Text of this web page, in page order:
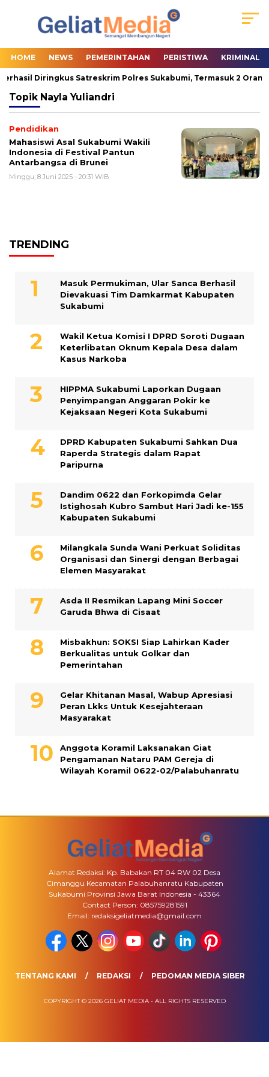
HOME NEWS PEMERINTAHAN PERISTIWA KRIMINAL
Diringkus Satreskrim Polres Sukabumi, Termasuk 2 Orang
Topik Nayla Yuliandri
Pendidikan
Mahasiswi Asal Sukabumi Wakili
Indonesia di Festival Pantun
Antarbangsa di Brunei
Minggu, 8 Juni 2025 - 20:31 WIB
TRENDING
Masuk Permukiman, Ular Sanca Berhasil
Dievakuasi Tim Damkarmat Kabupaten
Sukabumi
Wakil Ketua Komisi I DPRD Soroti Dugaan
Keterlibatan Oknum Kepala Desa dalam
Kasus Narkoba
HIPPMA Sukabumi Laporkan Dugaan
Penyimpangan Anggaran Pokir ke
Kejaksaan Negeri Kota Sukabumi
DPRD Kabupaten Sukabumi Sahkan Dua
Raperda Strategis dalam Rapat
Paripurna
Dandim 0622 dan Forkopimda Gelar
Istighosah Kubro Sambut Hari Jadi ke-155
Kabupaten Sukabumi
Milangkala Sunda Wani Perkuat Soliditas
Organisasi dan Sinergi dengan Berbagai
Elemen Masyarakat
Asda II Resmikan Lapang Mini Soccer
Garuda Bhwa di Cisaat
Misbakhun: SOKSI Siap Lahirkan Kader
Berkualitas untuk Golkar dan
Pemerintahan
Gelar Khitanan Masal, Wabup Apresiasi
Peran Lkks Untuk Kesejahteraan
Masyarakat
Anggota Koramil Laksanakan Giat
Pengamanan Nataru PAM Gereja di
Wilayah Koramil 0622-02/Palabuhanratu
Alamat Redaksi: Kp. Babakan RT 04 RW 02 Desa
Cimanggu Kecamatan Palabuhanratu Kabupaten
Sukabumi Provinsi Jawa Barat Indonesia - 43364
Contact Person: 085759281591
Email: redaksigeliatmedia@gmail.com
TENTANG KAMI REDAKSI PEDOMAN MEDIA SIBER
COPYRIGHT © 2026 GELIAT MEDIA - ALL RIGHTS RESERVED